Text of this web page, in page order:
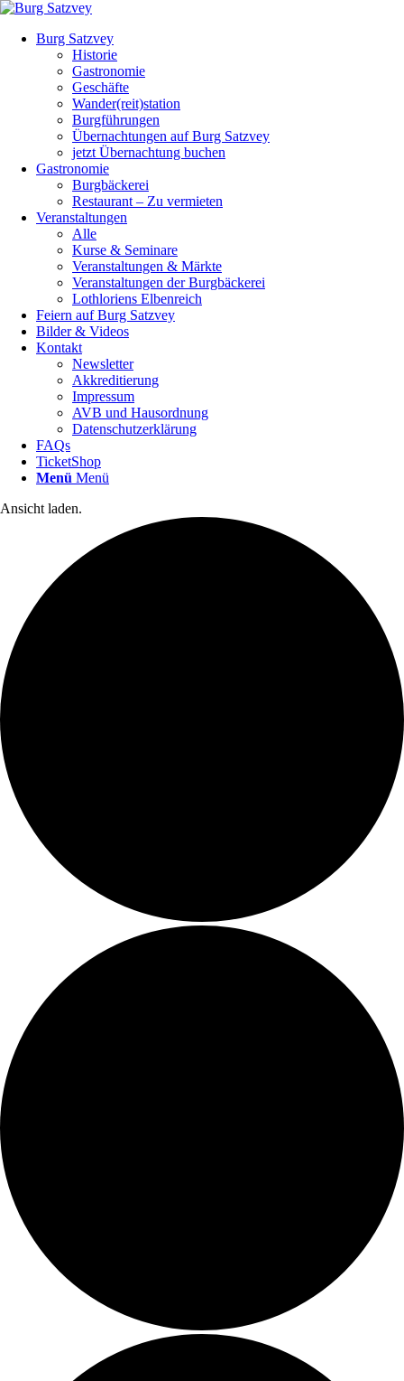
Burg Satzvey
Historie
Gastronomie
Geschäfte
Wander(reit)station
Burgführungen
Übernachtungen auf Burg Satzvey
jetzt Übernachtung buchen
Gastronomie
Burgbäckerei
Restaurant – Zu vermieten
Veranstaltungen
Alle
Kurse & Seminare
Veranstaltungen & Märkte
Veranstaltungen der Burgbäckerei
Lothloriens Elbenreich
Feiern auf Burg Satzvey
Bilder & Videos
Kontakt
Newsletter
Akkreditierung
Impressum
AVB und Hausordnung
Datenschutzerklärung
FAQs
TicketShop
Menü Menü
Ansicht laden.